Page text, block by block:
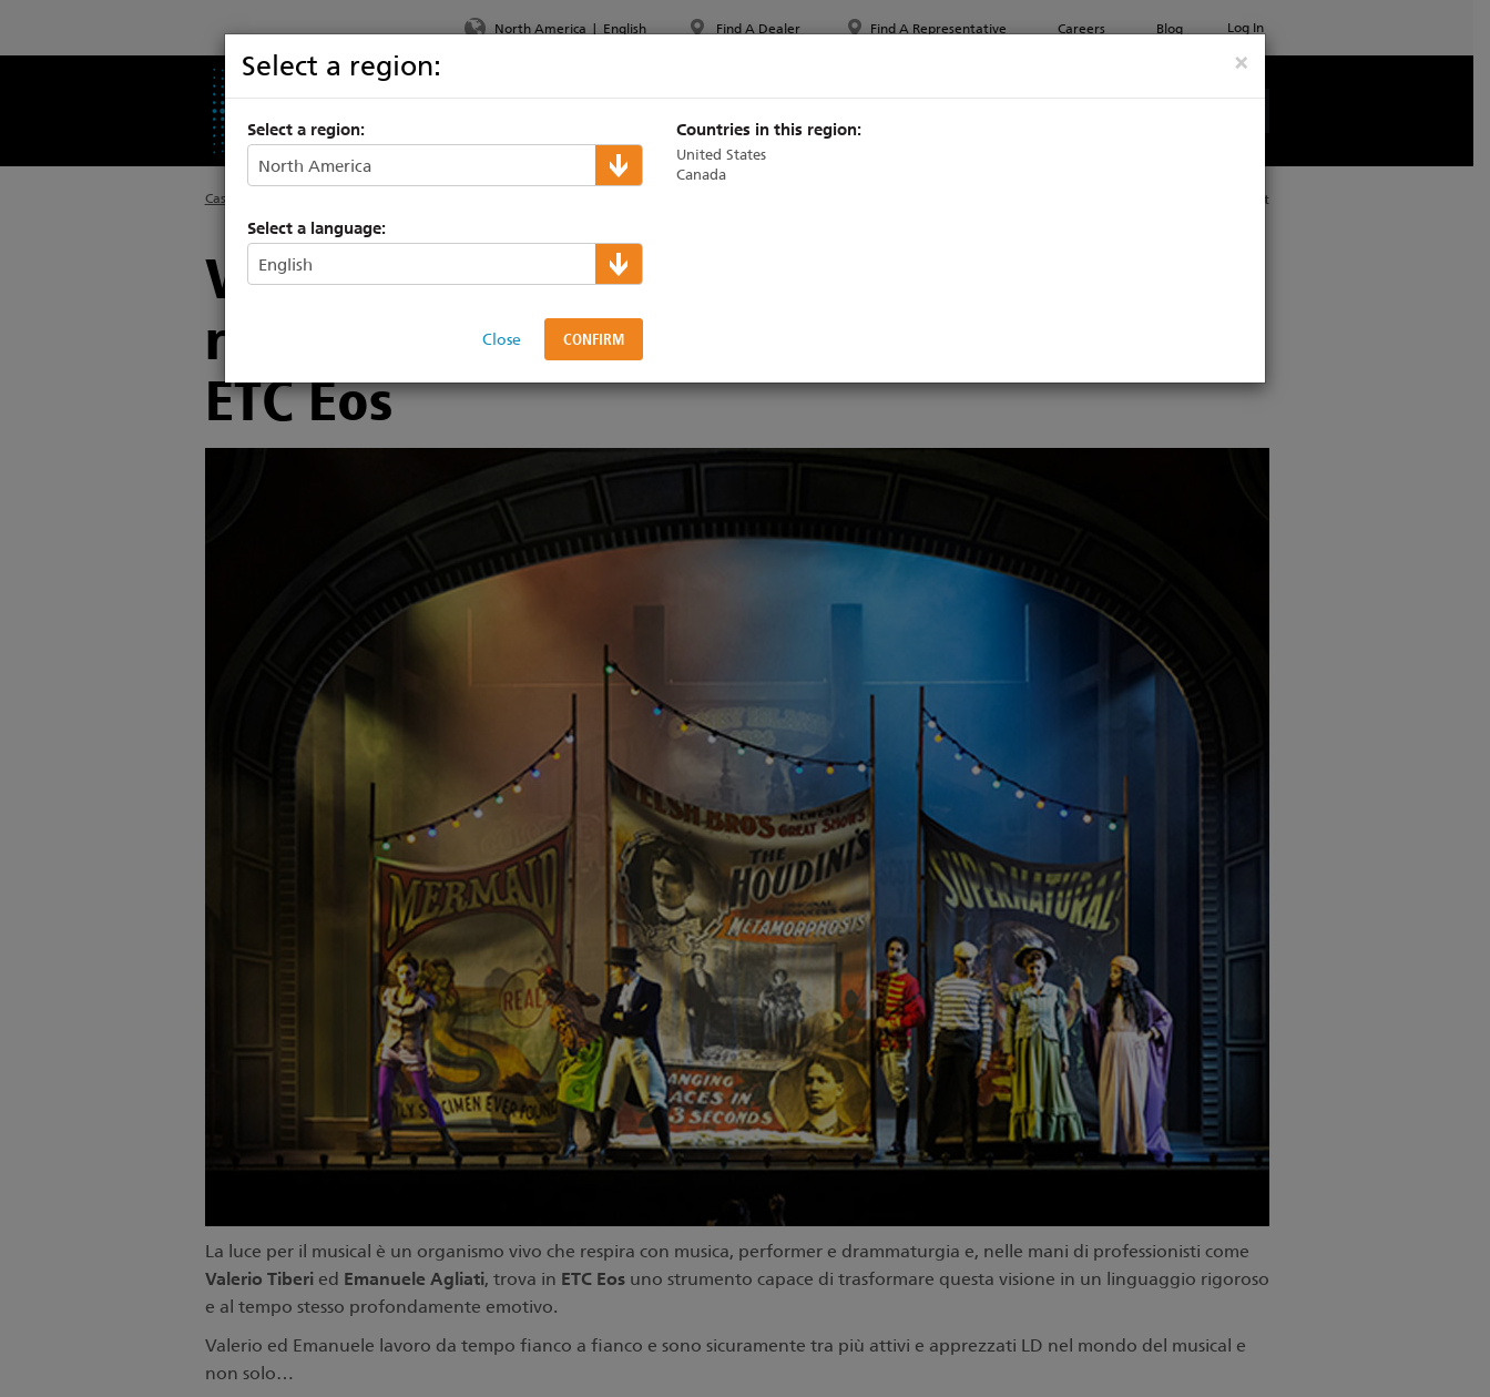
North America | English
×
Select a region:
Select a region:
Select a language:
Close
Countries in this region:
United States
Canada
Find A Dealer Find A Representative Careers Blog Log In
Casa Print
Valerio Tiberi ed Emanuele Agliati ci
raccontano in esclusiva il loro lavoro con
ETC Eos
La luce per il musical è un organismo vivo che respira con musica, performer e drammaturgia e, nelle mani di professionisti come
Valerio Tiberied Emanuele Agliati, trova in ETC Eosuno strumento capace di trasformare questa visione in un linguaggio rigoroso
e al tempo stesso profondamente emotivo.
Valerio ed Emanuele lavoro da tempo fianco a fianco e sono sicuramente tra più attivi e apprezzati LD nel mondo del musical e
non solo…